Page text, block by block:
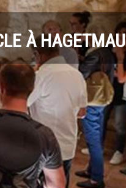
À HAGETMAU